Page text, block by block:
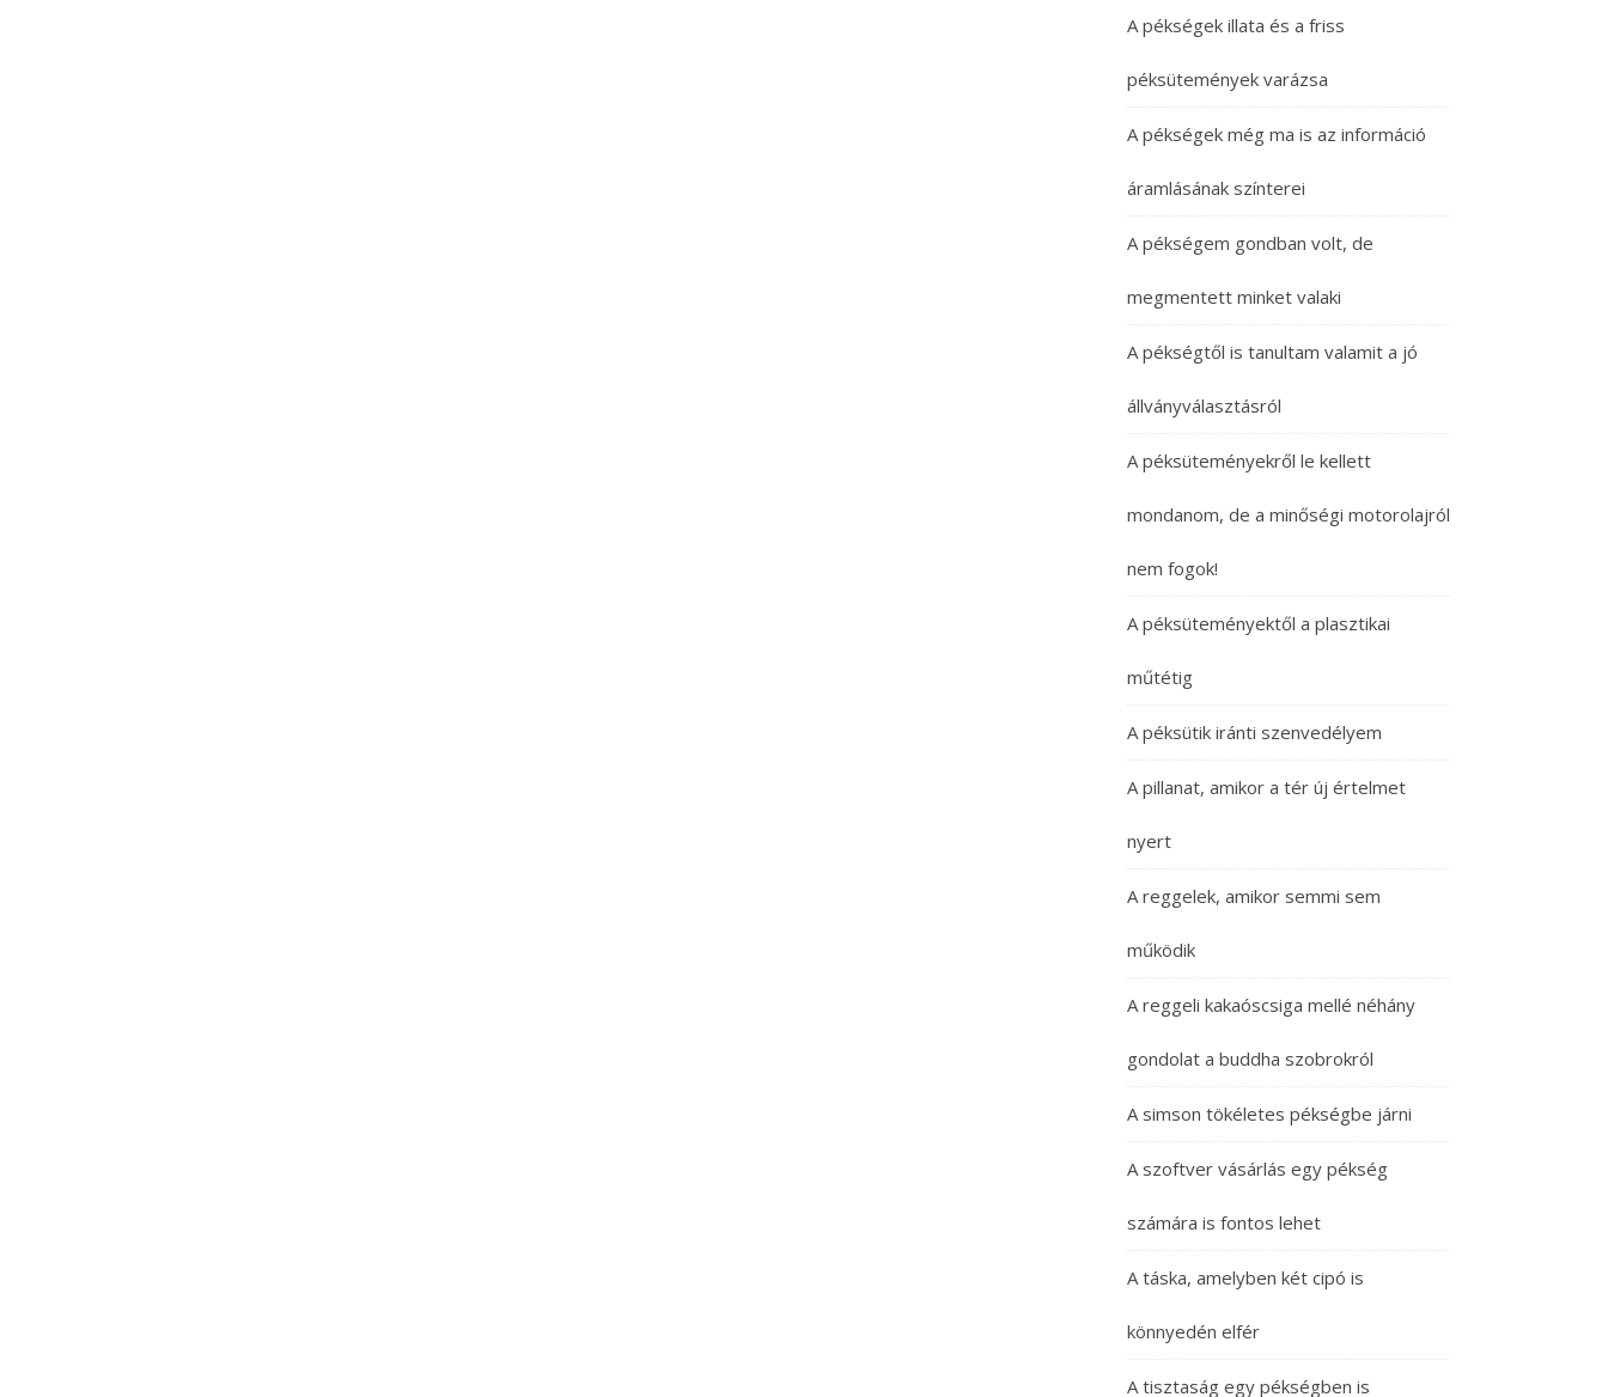
A pékségek illata és a friss
péksütemények varázsa
A pékségek még ma is az információ
áramlásának színterei
A pékségem gondban volt, de
megmentett minket valaki
A pékségtől is tanultam valamit a jó
állványválasztásról
A péksüteményekről le kellett
mondanom, de a minőségi motorolajról
nem fogok!
A péksüteményektől a plasztikai
műtétig
A péksütik iránti szenvedélyem
A pillanat, amikor a tér új értelmet
nyert
A reggelek, amikor semmi sem
működik
A reggeli kakaóscsiga mellé néhány
gondolat a buddha szobrokról
A simson tökéletes pékségbe járni
A szoftver vásárlás egy pékség
számára is fontos lehet
A táska, amelyben két cipó is
könnyedén elfér
A tisztaság egy pékségben is